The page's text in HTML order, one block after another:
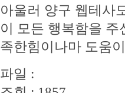
아울러 양구 웹테사
이 모든 행복함을
족한힘이나마 도움
파일 :